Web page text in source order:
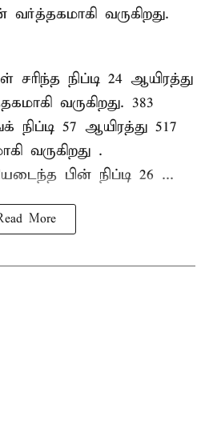
வர்த்தகமாகி வருகிறது.
சரிந்த நிப்டி 24 ஆயிரத்து
வருகிறது. 383
நிப்டி 57 ஆயிரத்து 517
வருகிறது .
பின் நிப்டி 26 ...
More